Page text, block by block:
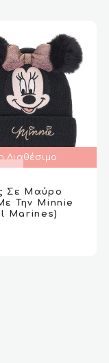
Διαθέσιμο
Σε Μαύρο
Την Μinnie
Marines)